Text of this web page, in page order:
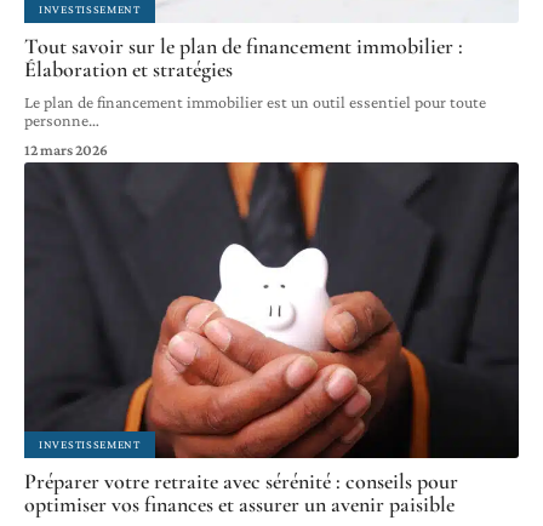
INVESTISSEMENT
Tout savoir sur le plan de financement immobilier :
Élaboration et stratégies
Le plan de financement immobilier est un outil essentiel pour toute
personne…
12 mars 2026
INVESTISSEMENT
Préparer votre retraite avec sérénité : conseils pour
optimiser vos finances et assurer un avenir paisible